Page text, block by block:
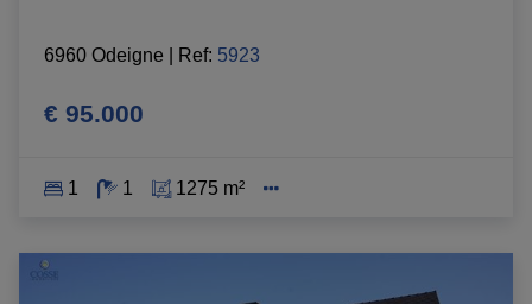
6960 Odeigne Ref: 5923
€ 95.000
1 1 1275 m²